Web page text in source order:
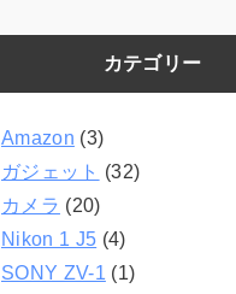
カテゴリー
Amazon (3)
ガジェット (32)
カメラ (20)
Nikon 1 J5 (4)
SONY ZV-1 (1)